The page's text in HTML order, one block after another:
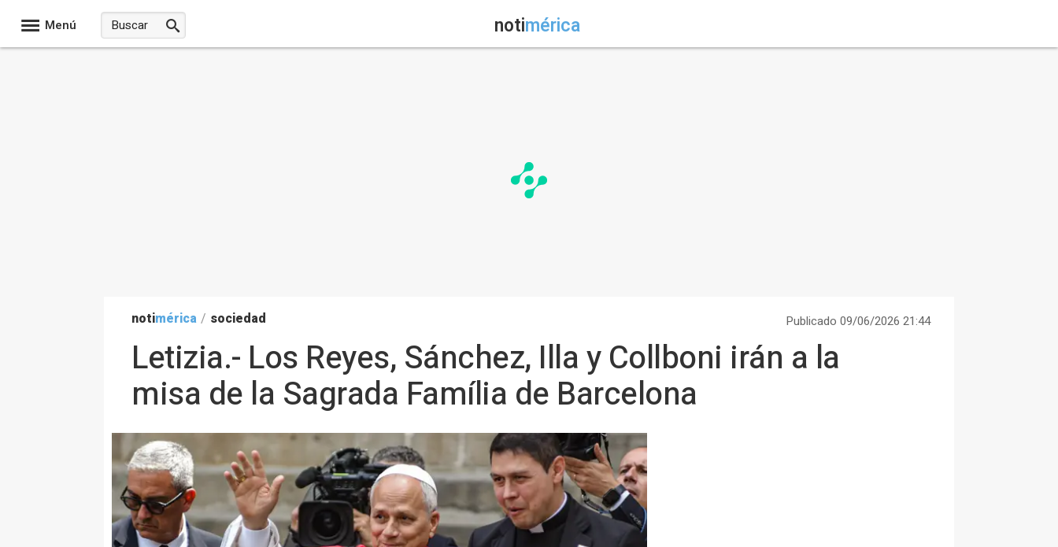
Menú notimérica
notimérica / sociedad Publicado 09/06/2026 21:44
Letizia.- Los Reyes, Sánchez, Illa y Collboni irán a la
misa de la Sagrada Família de Barcelona